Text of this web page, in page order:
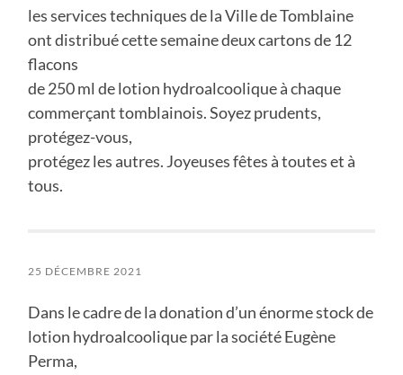
les services techniques de la Ville de Tomblaine
ont distribué cette semaine deux cartons de 12
flacons
de 250 ml de lotion hydroalcoolique à chaque
commerçant tomblainois. Soyez prudents,
protégez-vous,
protégez les autres. Joyeuses fêtes à toutes et à
tous.
25 DÉCEMBRE 2021
Dans le cadre de la donation d’un énorme stock de
lotion hydroalcoolique par la société Eugène
Perma,